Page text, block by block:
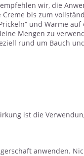
wir, die
bis zum
und Wärme
Mengen zu
rund um Bauch
ist die
anwenden.